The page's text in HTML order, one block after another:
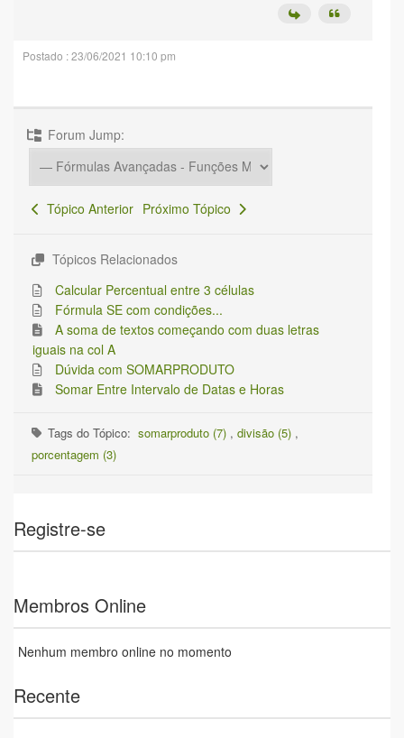
Postado : 23/06/2021 10:10 pm
Forum Jump:
Tópico Anterior Próximo Tópico
Tópicos Relacionados
Calcular Percentual entre 3 células
Fórmula SE com condições...
A soma de textos começando com duas letras
iguais na col A
Dúvida com SOMARPRODUTO
Somar Entre Intervalo de Datas e Horas
Tags do Tópico: somarproduto (7) , divisão (5) ,
porcentagem (3)
Registre-se
Membros Online
Nenhum membro online no momento
Recente